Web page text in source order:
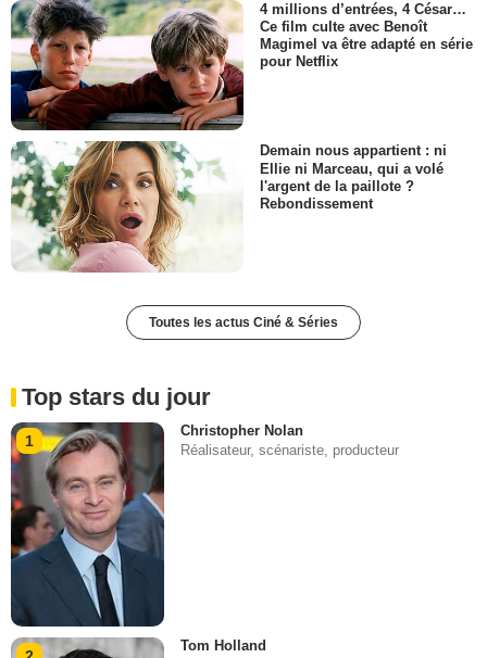
4 millions d’entrées, 4 César…
Ce film culte avec Benoît
Magimel va être adapté en série
pour Netflix
Demain nous appartient : ni
Ellie ni Marceau, qui a volé
l'argent de la paillote ?
Rebondissement
Toutes les actus Ciné & Séries
Top stars du jour
1
Christopher Nolan
Réalisateur, scénariste, producteur
Tom Holland